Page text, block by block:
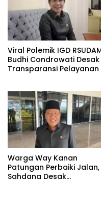
Viral Polemik IGD
Budhi Condrowati Desak
Transparansi Pelayanan
Warga Way Kanan
Patungan Perbaiki Jalan,
Sahdana Desak